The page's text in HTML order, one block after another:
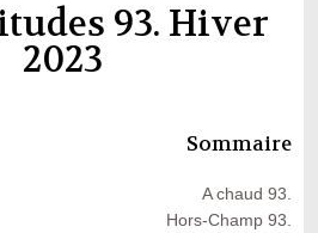
93. Hiver
2023
Sommaire
A chaud 93.
Hors-Champ 93.